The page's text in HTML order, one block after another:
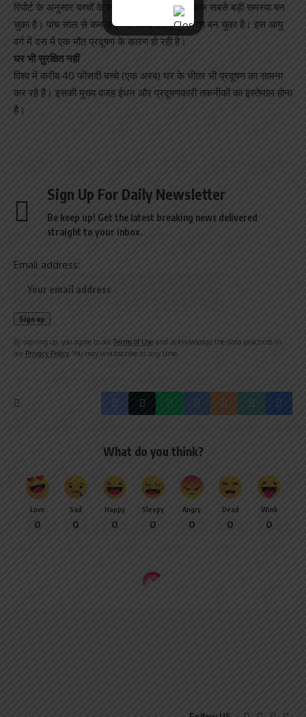
रिपोर्ट के अनुसार बच्चों के स्वास्थ्य के लिए प्रदूषण आज सबसे बड़ी समस्या बन
चुका है। पांच साल से कम उम्र के बच्चों की मृत्यु कारण बन चुका है। इस आयु
वर्ग में दस में एक मौत प्रदूषण के कारण हो रही है।
घर भी सुरक्षित नहीं
विश्व में करीब 40 फीसदी बच्चे (एक अरब) घर के भीतर भी प्रदूषण का सामना
कर रहे हैं। इसकी मुख्य वजह ईधन और प्रदूषणकारी तकनीकों का इस्तेमाल होना
है।
Sign Up For Daily Newsletter
Be keep up! Get the latest breaking news delivered
straight to your inbox.
Email address:
By signing up, you agree to our Terms of Use and acknowledge the data practices in
our Privacy Policy. You may unsubscribe at any time.
What do you think?
Love
0
Sad
0
Happy
0
Sleepy
0
Angry
0
Dead
0
Wink
0